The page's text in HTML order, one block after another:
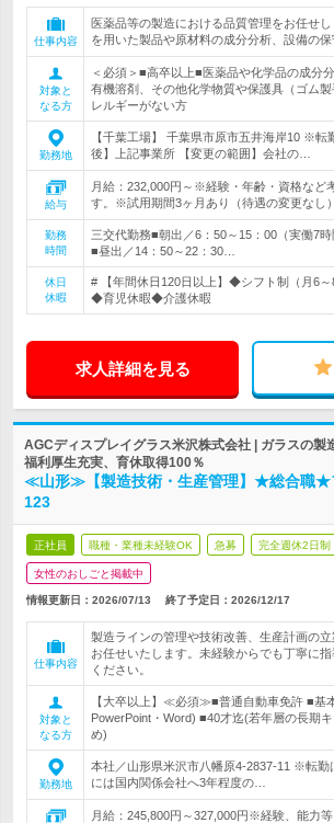
仕事内容
医薬品等の製造における品質管理をお任せ
を用いた製品や原材料の成分分析、設備の保
対象と
なる方
＜必須＞■高卒以上■医薬品や化学品の成分
有機溶剤、その他化学物質や保護具（ゴム
レルギーがない方
勤務地
【千葉工場】 千葉県市原市五井海岸10 ※転
後】上記事業所 【変更の範囲】会社の…
給与
月給：232,000円～※経験・年齢・資格など
す。※試用期間3ヶ月あり（待遇の変更なし）
勤務
時間
三交代勤務■朝出／6：50～15：00（実働7時
■昼出／14：50～22：30…
休日
休暇
# 【年間休日120日以上】◆シフト制（月6
◆育児休暇◆介護休暇
求人詳細を見る
AGCディスプレイグラス米沢株式会社 | ガラスの
福利厚生充実、育休取得100％
≪山形≫【製造技術・生産管理】★総合職★
123
正社員 職種・業種未経験OK 急募 完全週休2日制
女性のおしごと掲載中
情報更新日：2026/07/13 終了予定日： 2026/12/17
仕事内容
製造ラインの管理や技術改善、生産計画の
お任せいたします。未経験からでも丁寧に
ください。
対象と
なる方
【大卒以上】≪必須≫■普通自動車免許 ■基
PowerPoint・Word) ■40才迄(若年層の長期
め)
勤務地
本社／山形県米沢市八幡原4-2837-11 ※転勤
には国内関係会社へ3年程度の…
月給：245,800円～327,000円※経験、能力